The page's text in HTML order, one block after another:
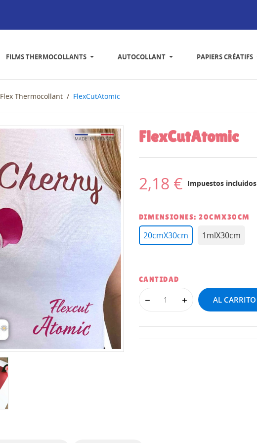
FILMS THERMOCOLLANTS AUTOCOLLANT PAPIERS CRÉATIFS
Flex Thermocollant FlexCutAtomic
FlexCutAtomic
2,18 € Impuestos incluidos
DIMENSIONES: 20CMX30CM
20cmX30cm 1mlX30cm
CANTIDAD
AL CARRITO